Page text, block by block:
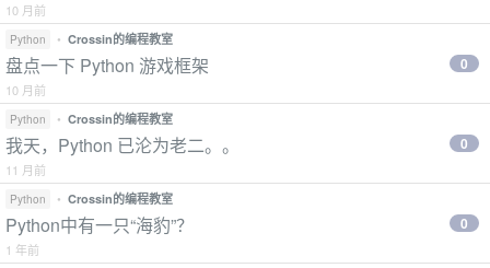
10 月前
Python • Crossin的编程教室
盘点一下 Python 游戏框架
10 月前
0
Python • Crossin的编程教室
我天，Python 已沦为老二。。
11 月前
0
Python • Crossin的编程教室
Python中有一只“海豹”？
1 年前
0